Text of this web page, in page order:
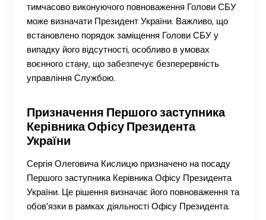
тимчасово виконуючого повноваження Голови СБУ
може визначати Президент України. Важливо, що
встановлено порядок заміщення Голови СБУ у
випадку його відсутності, особливо в умовах
воєнного стану, що забезпечує безперервність
управління Службою.
Призначення Першого заступника
Керівника Офісу Президента
України
Сергія Олеговича Кислицю призначено на посаду
Першого заступника Керівника Офісу Президента
України. Це рішення визначає його повноваження та
обов’язки в рамках діяльності Офісу Президента.